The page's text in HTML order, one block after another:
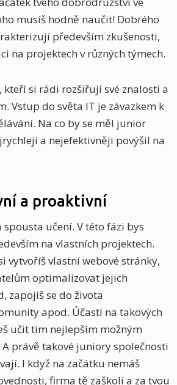
musíš hodně naučit! Dobrého
především zkušenosti,
na projektech v různých týmech.
kteří si rádi rozšiřují své znalosti a
Vstup do světa IT je závazkem k
Na co by se měl junior
a nejefektivněji povýšil na
a proaktivní
spousta učení. V této fázi bys
na vlastních projektech.
vytvoříš vlastní webové stránky,
optimalizovat jejich
zapojíš se do života
apod. Účastí na takových
učit tím nejlepším možným
právě takové juniory společnosti
I když na začátku nemáš
firma tě zaškolí a za tvou